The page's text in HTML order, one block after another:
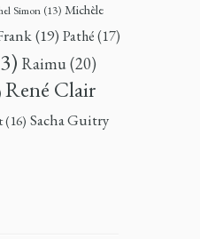
Simon (13) Michèle
(19) Pathé(17)
Raimu(20)
René Clair
(16) Sacha Guitry